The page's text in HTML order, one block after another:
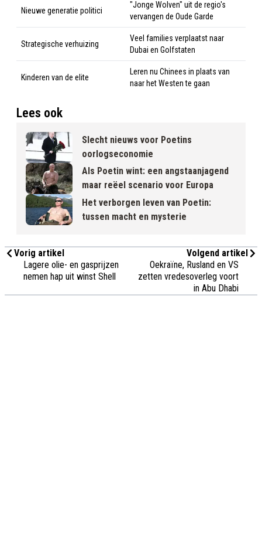
Nieuwe generatie politici
"Jonge Wolven" uit de regio's
vervangen de Oude Garde
Strategische verhuizing
Veel families verplaatst naar
Dubai en Golfstaten
Kinderen van de elite
Leren nu Chinees in plaats van
naar het Westen te gaan
Lees ook
Slecht nieuws voor Poetins
oorlogseconomie
Als Poetin wint: een angstaanjagend
maar reëel scenario voor Europa
Het verborgen leven van Poetin:
tussen macht en mysterie
Vorig artikel
Lagere olie- en gasprijzen
nemen hap uit winst Shell
Volgend artikel
Oekraïne, Rusland en VS
zetten vredesoverleg voort
in Abu Dhabi